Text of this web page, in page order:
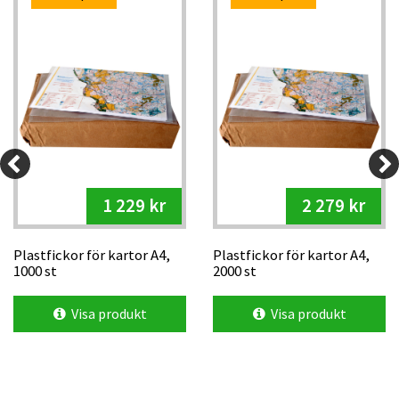
1 229 kr
Plastfickor för kartor A4,
1000 st
Visa produkt
2 279 kr
Plastfickor för kartor A4,
2000 st
Visa produkt